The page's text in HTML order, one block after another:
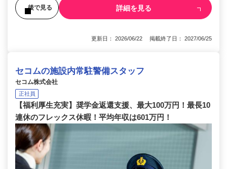
後で見る 詳細を見る
更新日： 2026/06/22 掲載終了日： 2027/06/25
セコムの施設内常駐警備スタッフ
セコム株式会社
正社員
【福利厚生充実】奨学金返還支援、最大100万円！最長10
連休のフレックス休暇！平均年収は601万円！